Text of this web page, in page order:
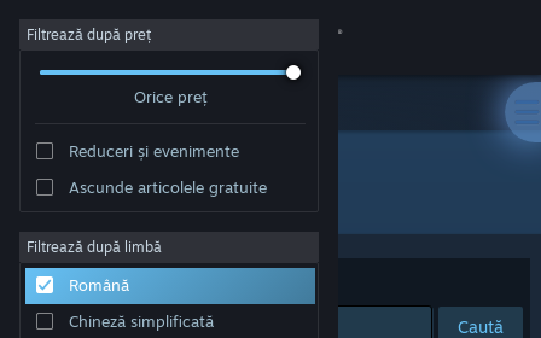
Conectează-te
Despre
Asistență
Filtrează după preț
Orice preț
Reduceri și evenimente
Ascunde articolele gratuite
Filtrează după limbă
Română
Chineză simplificată
"Wicked Seed"
Sortează după
Caută